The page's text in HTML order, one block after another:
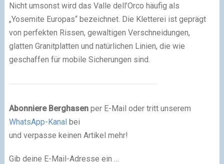
Nicht umsonst wird das Valle dell’Orco häufig als
„Yosemite Europas“ bezeichnet. Die Kletterei ist geprägt
von perfekten Rissen, gewaltigen Verschneidungen,
glatten Granitplatten und natürlichen Linien, die wie
geschaffen für mobile Sicherungen sind.
Abonniere Berghasenper E-Mail oder tritt unserem
WhatsApp-Kanalbei
und verpasse keinen Artikel mehr!
Gib deine E-Mail-Adresse ein …